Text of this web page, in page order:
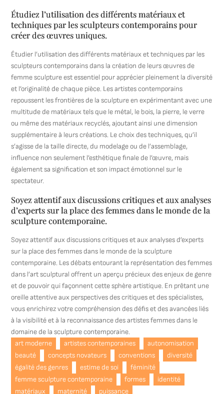
Étudiez l’utilisation des différents matériaux et
techniques par les sculpteurs contemporains pour
créer des œuvres uniques.
Étudier l’utilisation des différents matériaux et techniques par les
sculpteurs contemporains dans la création de leurs œuvres de
femme sculpture est essentiel pour apprécier pleinement la diversité
et l’originalité de chaque pièce. Les artistes contemporains
repoussent les frontières de la sculpture en expérimentant avec une
multitude de matériaux tels que le métal, le bois, la pierre, le verre
ou même des matériaux recyclés, ajoutant ainsi une dimension
supplémentaire à leurs créations. Le choix des techniques, qu’il
s’agisse de la taille directe, du modelage ou de l’assemblage,
influence non seulement l’esthétique finale de l’œuvre, mais
également sa signification et son impact émotionnel sur le
spectateur.
Soyez attentif aux discussions critiques et aux analyses
d’experts sur la place des femmes dans le monde de la
sculpture contemporaine.
Soyez attentif aux discussions critiques et aux analyses d’experts
sur la place des femmes dans le monde de la sculpture
contemporaine. Les débats entourant la représentation des femmes
dans l’art sculptural offrent un aperçu précieux des enjeux de genre
et de pouvoir qui façonnent cette sphère artistique. En prêtant une
oreille attentive aux perspectives des critiques et des spécialistes,
vous enrichirez votre compréhension des défis et des avancées liés
à la visibilité et à la reconnaissance des artistes femmes dans le
domaine de la sculpture contemporaine.
art moderne
artistes contemporaines
autonomisation
beauté
concepts novateurs conventions
diversité
égalité des genres
estime de soi
féminité
femme sculpture contemporaine
formes
identité
matériaux
maternité puissance